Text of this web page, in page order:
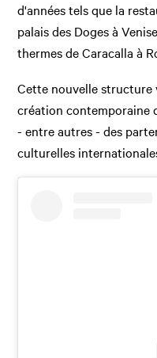
d'années tels que la
palais des Doges à
thermes de Caracalla à
Cette nouvelle structure
création contemporaine
- entre autres - des
culturelles